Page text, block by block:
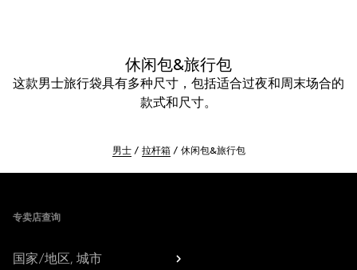
休闲包&旅行包
这款男士旅行袋具有多种尺寸，包括适合过夜和周末场合的
款式和尺寸。
男士 拉杆箱 休闲包&旅行包
专卖店查询
国家/地区, 城市